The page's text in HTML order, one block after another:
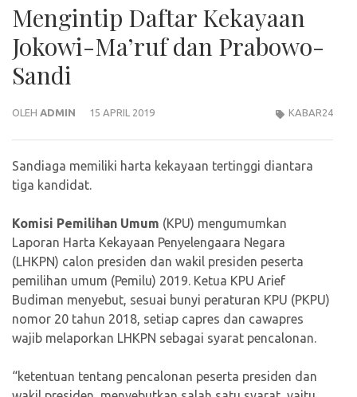
Mengintip Daftar Kekayaan
Jokowi-Ma’ruf dan Prabowo-
Sandi
OLEH ADMIN 15 APRIL 2019 KABAR24
Sandiaga memiliki harta kekayaan tertinggi diantara
tiga kandidat.
Komisi Pemilihan Umum (KPU) mengumumkan
Laporan Harta Kekayaan Penyelengaara Negara
(LHKPN) calon presiden dan wakil presiden peserta
pemilihan umum (Pemilu) 2019. Ketua KPU Arief
Budiman menyebut, sesuai bunyi peraturan KPU (PKPU)
nomor 20 tahun 2018, setiap capres dan cawapres
wajib melaporkan LHKPN sebagai syarat pencalonan.
“ketentuan tentang pencalonan peserta presiden dan